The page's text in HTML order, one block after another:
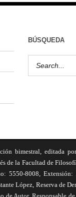
BÚSQUEDA
bimestral, editada
de la Facultad de
8008, Extensión:
López, Reserva de